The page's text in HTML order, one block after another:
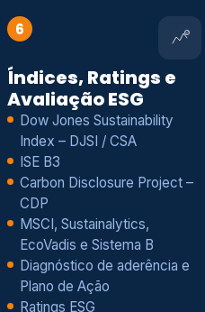
6
Índices, Ratings e
Avaliação ESG
Dow Jones Sustainability
Index – DJSI / CSA
ISE B3
Carbon Disclosure Project –
CDP
MSCI, Sustainalytics,
EcoVadis e Sistema B
Diagnóstico de aderência e
Plano de Ação
Ratings ESG